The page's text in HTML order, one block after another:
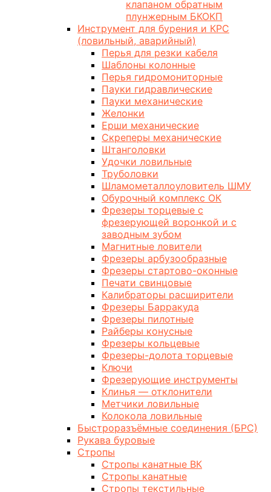
клапаном обратным
плунжерным БКОКП
Инструмент для бурения и КРС
(ловильный, аварийный)
Перья для резки кабеля
Шаблоны колонные
Перья гидромониторные
Пауки гидравлические
Пауки механические
Желонки
Ерши механические
Скреперы механические
Штанголовки
Удочки ловильные
Труболовки
Шламометаллоуловитель ШМУ
Обурочный комплекс ОК
Фрезеры торцевые с
фрезерующей воронкой и с
заводным зубом
Магнитные ловители
Фрезеры арбузообразные
Фрезеры стартово-оконные
Печати свинцовые
Калибраторы расширители
Фрезеры Барракуда
Фрезеры пилотные
Райберы конусные
Фрезеры кольцевые
Фрезеры-долота торцевые
Ключи
Фрезерующие инструменты
Клинья — отклонители
Метчики ловильные
Колокола ловильные
Быстроразъёмные соединения (БРС)
Рукава буровые
Стропы
Стропы канатные ВК
Стропы канатные
Стропы текстильные